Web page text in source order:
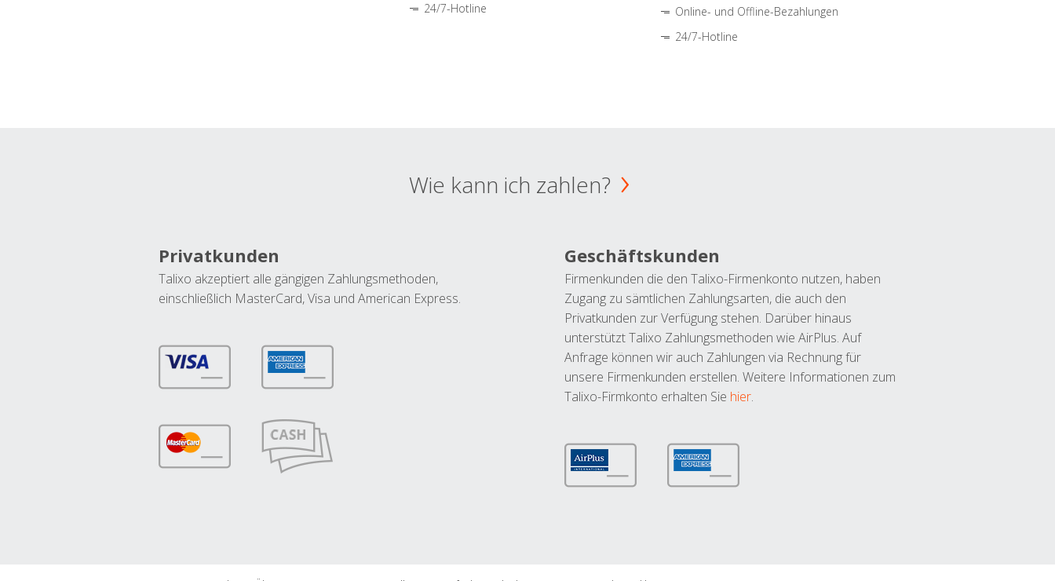
24/7-Hotline
Online- und Offline-Bezahlungen
24/7-Hotline
Wie kann ich zahlen?
Privatkunden
Talixo akzeptiert alle gängigen Zahlungsmethoden,
einschließlich MasterCard, Visa und American Express.
Geschäftskunden
Firmenkunden die den Talixo-Firmenkonto nutzen, haben
Zugang zu sämtlichen Zahlungsarten, die auch den
Privatkunden zur Verfügung stehen. Darüber hinaus
unterstützt Talixo Zahlungsmethoden wie AirPlus. Auf
Anfrage können wir auch Zahlungen via Rechnung für
unsere Firmenkunden erstellen. Weitere Informationen zum
Talixo-Firmkonto erhalten Sie hier.